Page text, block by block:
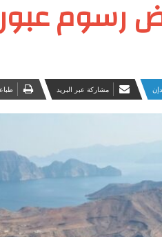
رسوم
مشاركة عبر البريد